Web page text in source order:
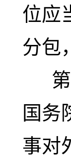
位应
分包
国务
事对